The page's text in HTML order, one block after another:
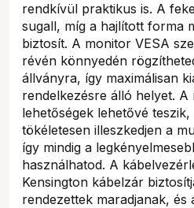
rendkívül praktikus is. A
sugall, míg a hajlított forma
biztosít. A monitor VESA
révén könnyedén
állványra, így maximálisan
rendelkezésre álló helyet. A
lehetőségek lehetővé
tökéletesen illeszkedjen a
így mindig a
használhatod. A
Kensington kábelzár
rendezettek maradjanak, és